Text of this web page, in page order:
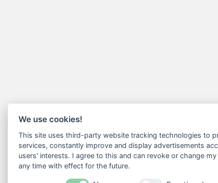
We use cookies!
This site uses third-party website tracking technologies to
services, constantly improve and display advertisements
users' interests. I agree to this and can revoke or change
any time with effect for the future.